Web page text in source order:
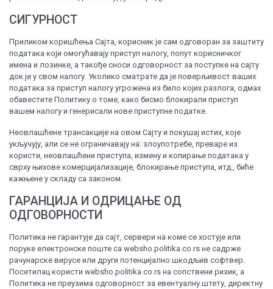
СИГУРНОСТ
Приликом коришћења Сајта, корисник је сам одговоран за заштиту
података који омогућавају приступ налогу, попут корисничког
имена и лозинке, а такође сноси одговорност за поступке на сајту
док је у свом налогу. Уколико сматрате да је поверљивост ваших
података за приступ налогу угрожена из било којих разлога, одмах
обавестите Политику о томе, како бисмо блокирали приступ
вашем налогу и генерисали нове приступне податке.
Неовлашћене трансакције на овом Сајту и покушај истих, које
укључују, али се не ограничавају на: злоупотребе, преваре из
користи, неовлашћени приступа, измену и копирање података у
сврху њихове комерцијализације, блокирање приступа, итд., биће
кажњене у складу са законом.
ГАРАНЦИЈА И ОДРИЦАЊЕ ОД
ОДГОВОРНОСТИ
Политика не гарантује да сајт, сервери на коме се хостује или
поруке електронске поште са websho.politika.co.rs не садрже
рачунарске вирусе или други потенцијално шкодљив софтвер.
Посетилац користи websho.politika.co.rs на сопствени ризик, а
Политика не преузима одговорност за евентуалну штету, директну